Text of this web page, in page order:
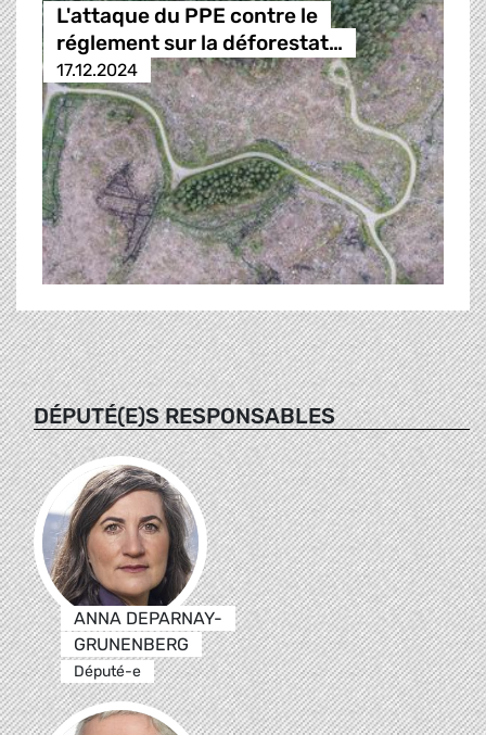
L'attaque du PPE contre le
réglement sur la déforestat…
17.12.2024
DÉPUTÉ(E)S RESPONSABLES
ANNA DEPARNAY-
GRUNENBERG
Député-e